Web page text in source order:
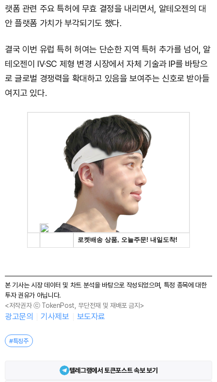
랫폼 관련 주요 특허에 무효 결정을 내리면서, 알테오젠의 대
안 플랫폼 가치가 부각되기도 했다.
결국 이번 유럽 특허 허여는 단순한 지역 특허 추가를 넘어, 알
테오젠이 IV·SC 제형 변경 시장에서 자체 기술과 IP를 바탕으
로 글로벌 경쟁력을 확대하고 있음을 보여주는 신호로 받아들
여지고 있다.
본 기사는 시장 데이터 및 차트 분석을 바탕으로 작성되었으며, 특정 종목에 대한
투자 권유가 아닙니다.
<저작권자 ⓒ TokenPost, 무단전재 및 재배포 금지>
광고문의 기사제보 보도자료
#특징주
텔레그램에서 토큰포스트 속보 보기